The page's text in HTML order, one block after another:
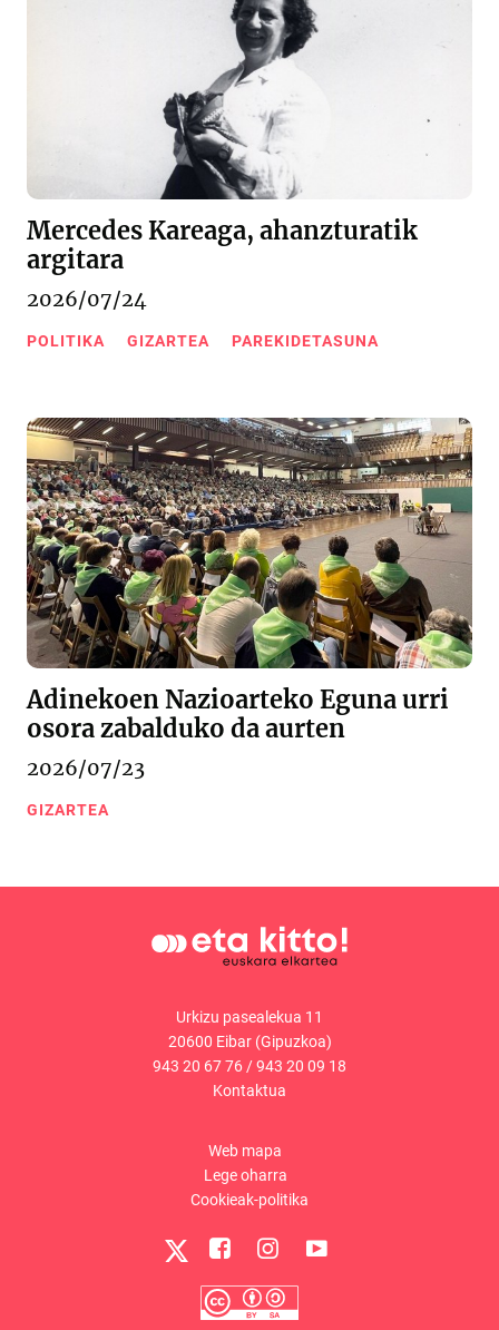
Mercedes Kareaga, ahanzturatik
argitara
2026/07/24
POLITIKA GIZARTEA PAREKIDETASUNA
Adinekoen Nazioarteko Eguna urri
osora zabalduko da aurten
2026/07/23
GIZARTEA
Urkizu pasealekua 11
20600 Eibar (Gipuzkoa)
943 20 67 76/943 20 09 18
Kontaktua
Web mapa
Lege oharra
Cookieak-politika